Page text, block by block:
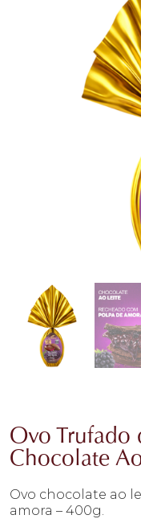
Ovo Trufado
Chocolate
Ovo chocolate ao
amora – 400g.